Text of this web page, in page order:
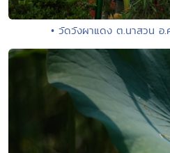
• วัดวังผาแดง ต.นาสวน